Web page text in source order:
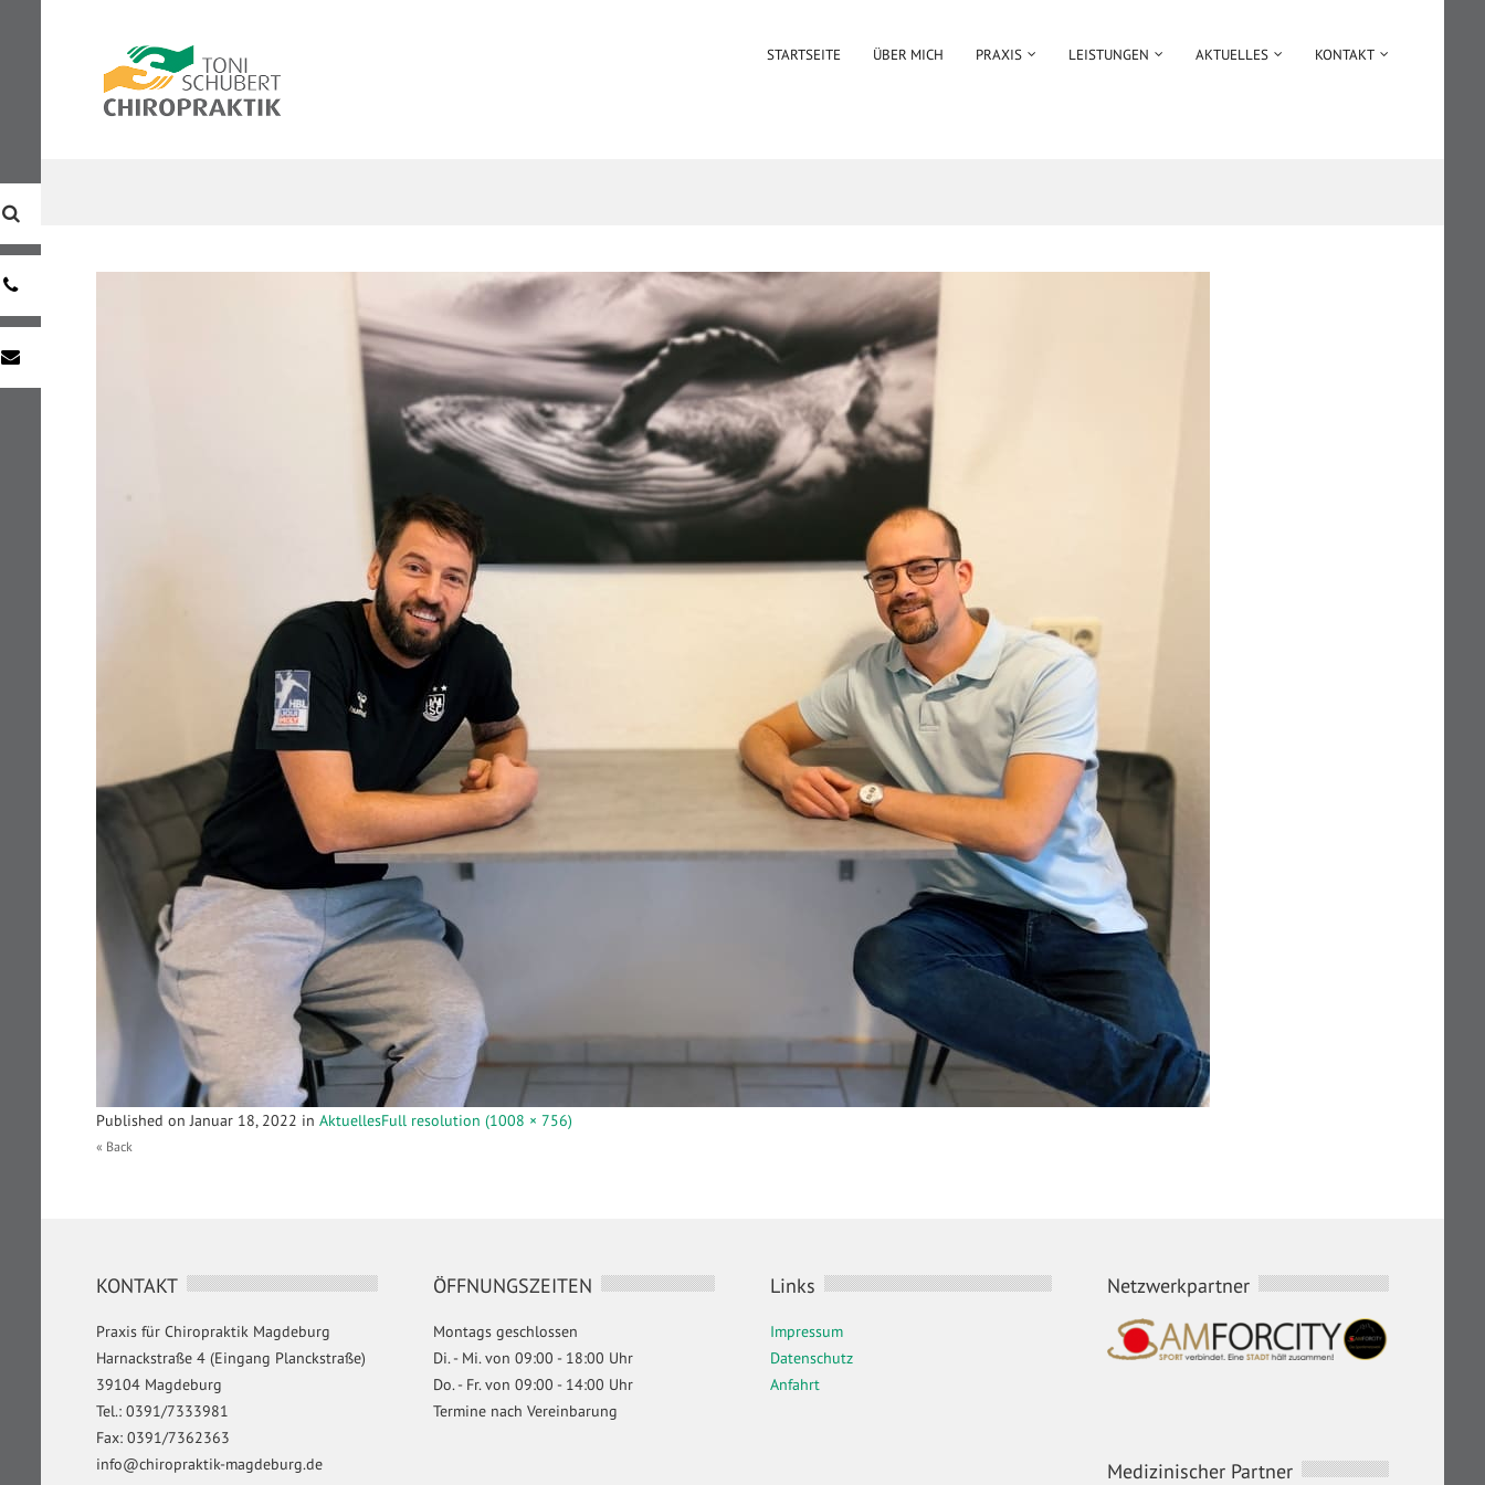
STARTSEITE ÜBER MICH PRAXIS LEISTUNGEN AKTUELLES KONTAKT
Published on Januar 18, 2022 in AktuellesFull resolution (1008 × 756)
« Back
KONTAKT
Praxis für Chiropraktik Magdeburg
Harnackstraße 4 (Eingang Planckstraße)
39104 Magdeburg
Tel.: 0391/7333981
Fax: 0391/7362363
info@chiropraktik-magdeburg.de
ÖFFNUNGSZEITEN
Montags geschlossen
Di. - Mi. von 09:00 - 18:00 Uhr
Do. - Fr. von 09:00 - 14:00 Uhr
Termine nach Vereinbarung
Links
Impressum
Datenschutz
Anfahrt
Netzwerkpartner
Medizinischer Partner